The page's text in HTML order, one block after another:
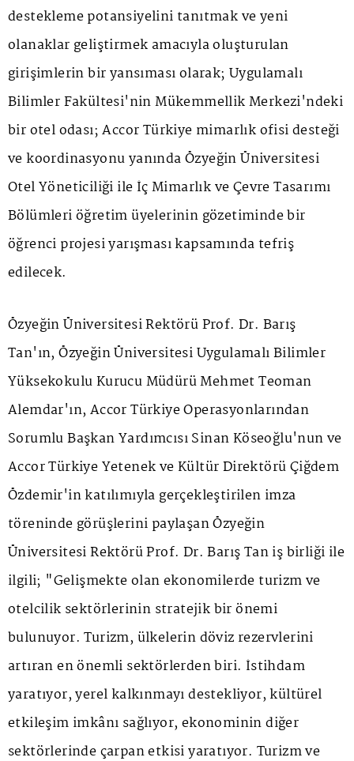
destekleme potansiyelini tanıtmak ve yeni
olanaklar geliştirmek amacıyla oluşturulan
girişimlerin bir yansıması olarak; Uygulamalı
Bilimler Fakültesi'nin Mükemmellik Merkezi'ndeki
bir otel odası; Accor Türkiye mimarlık ofisi desteği
ve koordinasyonu yanında Özyeğin Üniversitesi
Otel Yöneticiliği ile İç Mimarlık ve Çevre Tasarımı
Bölümleri öğretim üyelerinin gözetiminde bir
öğrenci projesi yarışması kapsamında tefriş
edilecek.
Özyeğin Üniversitesi Rektörü Prof. Dr. Barış
Tan'ın, Özyeğin Üniversitesi Uygulamalı Bilimler
Yüksekokulu Kurucu Müdürü Mehmet Teoman
Alemdar'ın, Accor Türkiye Operasyonlarından
Sorumlu Başkan Yardımcısı Sinan Köseoğlu'nun ve
Accor Türkiye Yetenek ve Kültür Direktörü Çiğdem
Özdemir'in katılımıyla gerçekleştirilen imza
töreninde görüşlerini paylaşan Özyeğin
Üniversitesi Rektörü Prof. Dr. Barış Tan iş birliği ile
ilgili; "Gelişmekte olan ekonomilerde turizm ve
otelcilik sektörlerinin stratejik bir önemi
bulunuyor. Turizm, ülkelerin döviz rezervlerini
artıran en önemli sektörlerden biri. İstihdam
yaratıyor, yerel kalkınmayı destekliyor, kültürel
etkileşim imkânı sağlıyor, ekonominin diğer
sektörlerinde çarpan etkisi yaratıyor. Turizm ve